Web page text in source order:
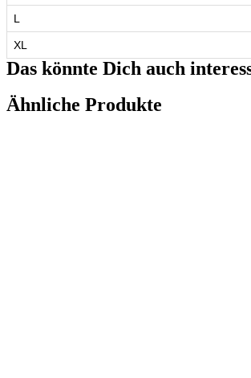
L
XL
Das könnte Dich auch
Ähnliche Produkte